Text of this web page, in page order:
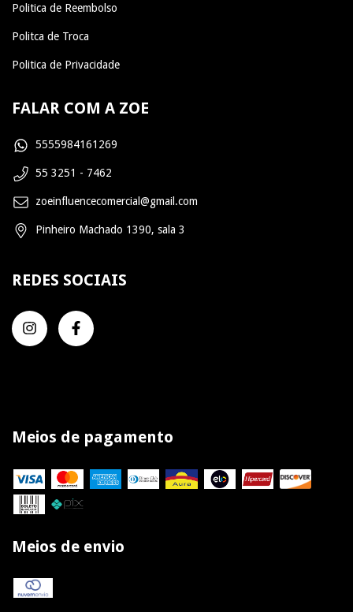
Politica de Reembolso
Politca de Troca
Politica de Privacidade
FALAR COM A ZOE
5555984161269
55 3251 - 7462
zoeinfluencecomercial@gmail.com
Pinheiro Machado 1390, sala 3
REDES SOCIAIS
Meios de pagamento
Meios de envio